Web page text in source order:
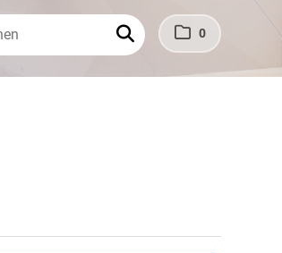
0